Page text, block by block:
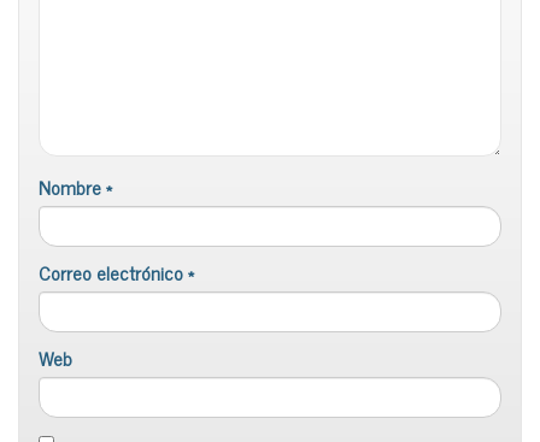
Nombre*
Correo electrónico*
Web